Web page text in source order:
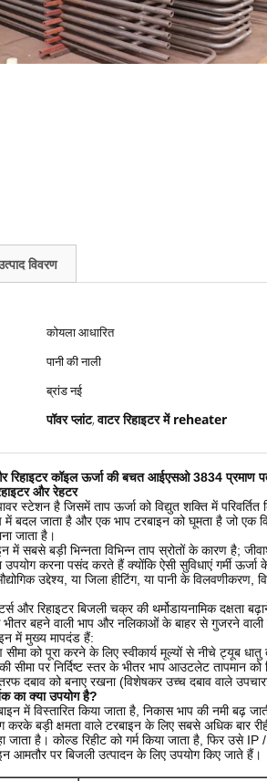
विवरण
कोयला आधारित
पानी की नाली
ब्रांड नई
पॉवर प्लांट,वाटर रिहाइटर में reheater
रिहाइटर कॉइल ऊर्जा की बचत आईएसओ 3834 प्रमाण
और रेहटर
स्टेशन है जिसमें ताप ऊर्जा को विद्युत शक्ति में परिवर्तित
में बदल जाता है और एक भाप टरबाइन को घूमता है जो एक
जाता है।
में सबसे बड़ी भिन्नता विभिन्न ताप स्रोतों के कारण है;
करना पसंद करते हैं क्योंकि ऐसी सुविधाएं गर्मी ऊर्जा के
उद्देश्य, या जिला हीटिंग, या पानी के विलवणीकरण,
और रिहाइटर बिजली चक्र की थर्मोडायनामिक दक्षता
भीतर बहने वाली भाप और नलिकाओं के बाहर से गुजरने
में मुख्य मापदंड हैं:
सीमा को पूरा करने के लिए स्वीकार्य मूल्यों से नीचे ट्यूब धातु
सीमा पर निर्दिष्ट स्तर के भीतर भाप आउटलेट तापमान को
तरफ दबाव को बनाए रखना (विशेषकर उच्च दबाव वाले
का क्या उपयोग है?
में विस्तारित किया जाता है, निकास भाप की नमी बढ़
करके बड़ी क्षमता वाले टरबाइन के लिए सबसे अधिक बार
जाता है। कोल्ड रिहीट को गर्म किया जाता है, फिर उसे
आमतौर पर बिजली उत्पादन के लिए उपयोग किए जाते हैं।